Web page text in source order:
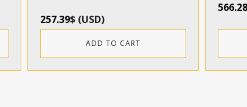
257.39$ (USD)
ADD TO CART
566.28